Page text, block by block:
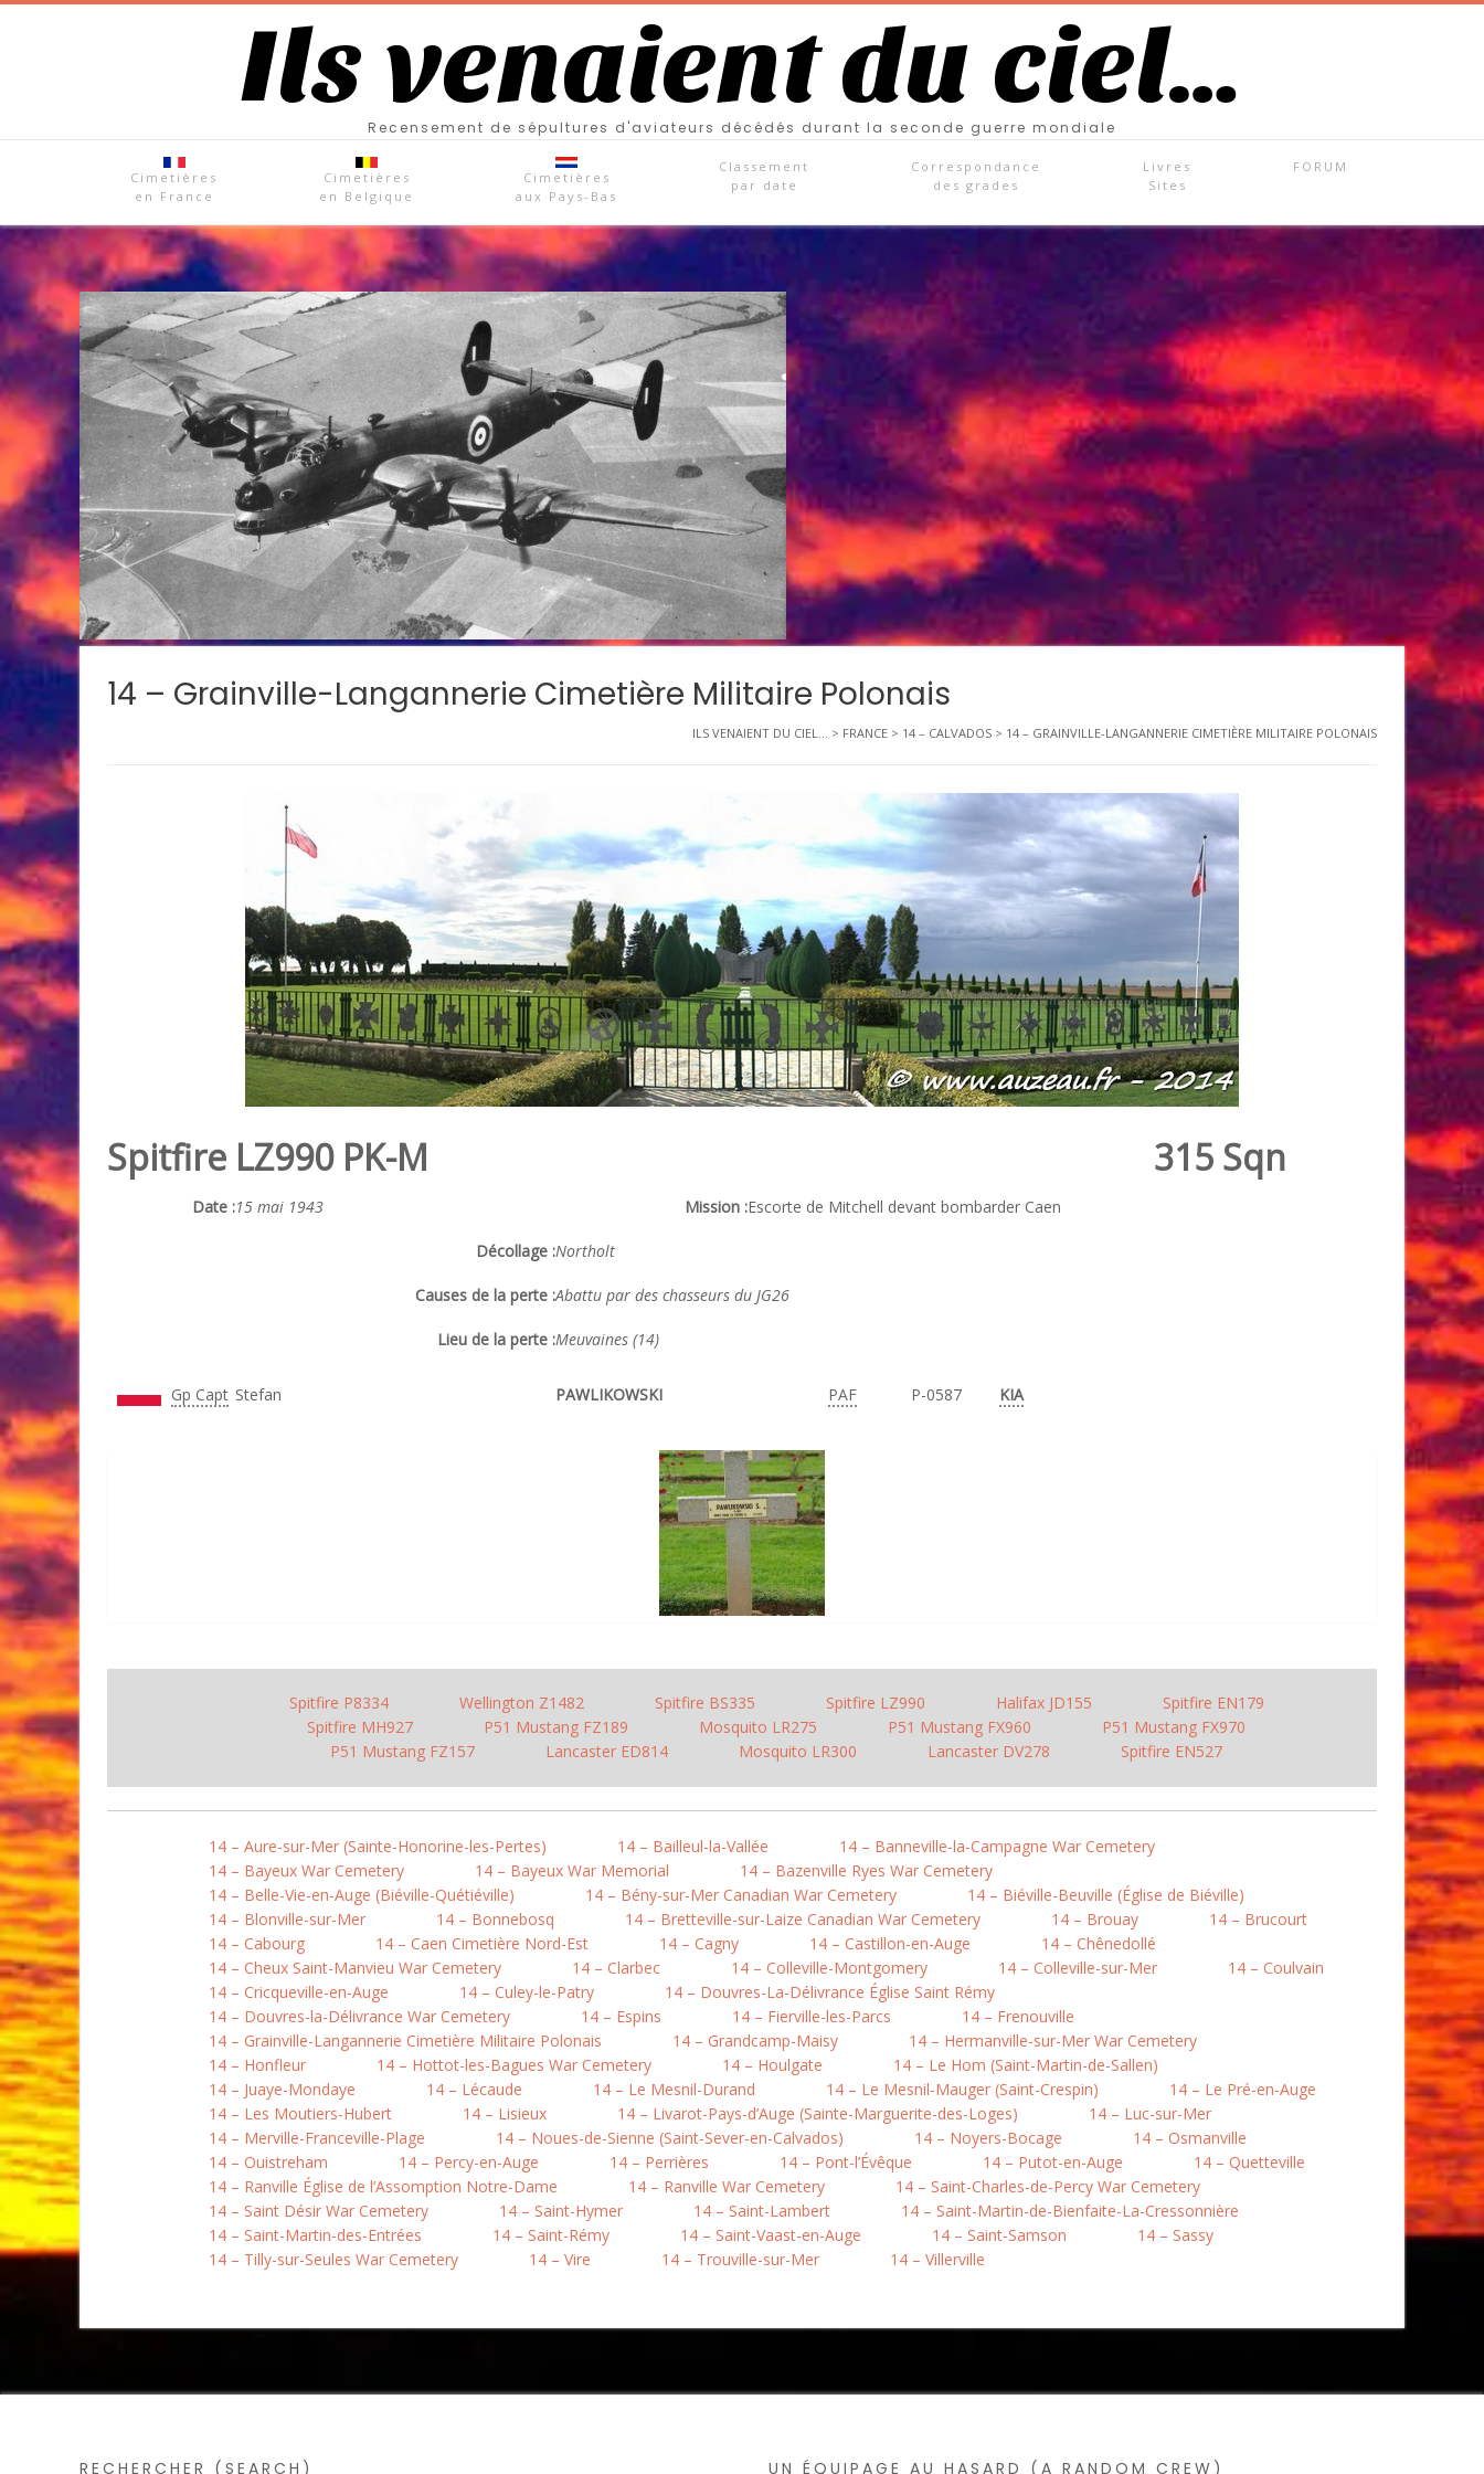
Ils venaient du ciel…
Recensement de sépultures d'aviateurs décédés durant la seconde guerre mondiale
Cimetières
en France
Cimetières
en Belgique
Cimetières
aux Pays-Bas
Classement
par date
Correspondance
des grades
Livres
Sites
FORUM
14 – Grainville-Langannerie Cimetière Militaire Polonais
ILS VENAIENT DU CIEL... > FRANCE > 14 – CALVADOS > 14 – GRAINVILLE-LANGANNERIE CIMETIÈRE MILITAIRE POLONAIS
Spitfire LZ990 PK-M 315 Sqn
Date :15 mai 1943 Mission :Escorte de Mitchell devant bombarder Caen
Décollage :Northolt
Causes de la perte :Abattu par des chasseurs du JG26
Lieu de la perte :Meuvaines (14)
Gp Capt Stefan PAWLIKOWSKI PAF P-0587 KIA
Spitfire P8334 Wellington Z1482 Spitfire BS335 Spitfire LZ990 Halifax JD155
Spitfire EN179
Spitfire MH927
P51 Mustang FZ189 Mosquito LR275 P51 Mustang FX960
P51 Mustang FX970
P51 Mustang FZ157
Lancaster ED814 Mosquito LR300 Lancaster DV278 Spitfire EN527
14 – Aure-sur-Mer (Sainte-Honorine-les-Pertes) 14 – Bailleul-la-Vallée
14 – Banneville-la-Campagne War Cemetery
14 – Bayeux War Cemetery
14 – Bayeux War Memorial
14 – Bazenville Ryes War Cemetery
14 – Belle-Vie-en-Auge (Biéville-Quétiéville)
14 – Bény-sur-Mer Canadian War Cemetery
14 – Biéville-Beuville (Église de Biéville)
14 – Blonville-sur-Mer
14 – Bonnebosq 14 – Bretteville-sur-Laize Canadian War Cemetery 14 – Brouay
14 – Brucourt
14 – Cabourg
14 – Caen Cimetière Nord-Est 14 – Cagny 14 – Castillon-en-Auge
14 – Chênedollé
14 – Cheux Saint-Manvieu War Cemetery
14 – Clarbec 14 – Colleville-Montgomery 14 – Colleville-sur-Mer
14 – Coulvain
14 – Cricqueville-en-Auge
14 – Culey-le-Patry
14 – Douvres-La-Délivrance Église Saint Rémy
14 – Douvres-la-Délivrance War Cemetery
14 – Espins 14 – Fierville-les-Parcs
14 – Frenouville
14 – Grainville-Langannerie Cimetière Militaire Polonais
14 – Grandcamp-Maisy
14 – Hermanville-sur-Mer War Cemetery
14 – Honfleur
14 – Hottot-les-Bagues War Cemetery 14 – Houlgate
14 – Le Hom (Saint-Martin-de-Sallen)
14 – Juaye-Mondaye
14 – Lécaude 14 – Le Mesnil-Durand 14 – Le Mesnil-Mauger (Saint-Crespin)
14 – Le Pré-en-Auge
14 – Les Moutiers-Hubert
14 – Lisieux 14 – Livarot-Pays-d’Auge (Sainte-Marguerite-des-Loges)
14 – Luc-sur-Mer
14 – Merville-Franceville-Plage
14 – Noues-de-Sienne (Saint-Sever-en-Calvados) 14 – Noyers-Bocage
14 – Osmanville
14 – Ouistreham
14 – Percy-en-Auge 14 – Perrières 14 – Pont-l’Évêque 14 – Putot-en-Auge
14 – Quetteville
14 – Ranville Église de l’Assomption Notre-Dame
14 – Ranville War Cemetery
14 – Saint-Charles-de-Percy War Cemetery
14 – Saint Désir War Cemetery
14 – Saint-Hymer 14 – Saint-Lambert
14 – Saint-Martin-de-Bienfaite-La-Cressonnière
14 – Saint-Martin-des-Entrées
14 – Saint-Rémy 14 – Saint-Vaast-en-Auge 14 – Saint-Samson
14 – Sassy
14 – Tilly-sur-Seules War Cemetery
14 – Vire 14 – Trouville-sur-Mer 14 – Villerville
RECHERCHER (SEARCH) UN ÉQUIPAGE AU HASARD (A RANDOM CREW)